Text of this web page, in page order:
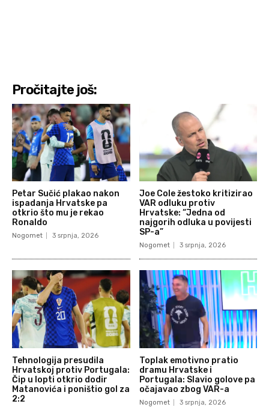
Pročitajte još:
Petar Sučić plakao nakon
ispadanja Hrvatske pa
otkrio što mu je rekao
Ronaldo
Nogomet 3 srpnja, 2026
Joe Cole žestoko kritizirao
VAR odluku protiv
Hrvatske: “Jedna od
najgorih odluka u povijesti
SP-a”
Nogomet 3 srpnja, 2026
Tehnologija presudila
Hrvatskoj protiv Portugala:
Čip u lopti otkrio dodir
Matanovića i poništio gol za
2:2
Toplak emotivno pratio
dramu Hrvatske i
Portugala: Slavio golove pa
očajavao zbog VAR-a
Nogomet 3 srpnja, 2026